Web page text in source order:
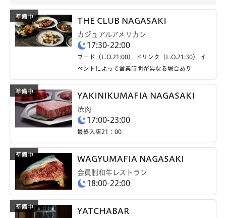
THE CLUB NAGASAKI
カジュアルアメリカン
17:30-22:00
フード（L.O.21:00） ドリンク（L.O.21:30） イ
ベントによって営業時間が異なる場合あり
YAKINIKUMAFIA NAGASAKI
焼肉
17:00-23:00
最終入店21：00
WAGYUMAFIA NAGASAKI
会員制和牛レストラン
18:00-22:00
YATCHABAR